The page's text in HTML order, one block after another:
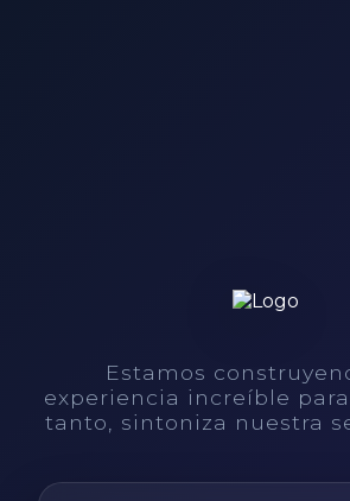
Estamos
experiencia increíble
tanto, sintoniza nuestra